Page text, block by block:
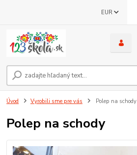
EUR
Úvod Vyrobili sme pre vás Polep na schody
Polep na schody